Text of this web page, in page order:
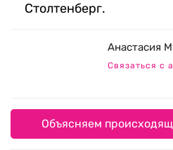
Столтенберг.
Анастасия
Связаться с
Объясняем